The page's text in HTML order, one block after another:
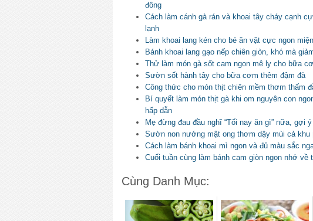
đông
Cách làm cánh gà rán và khoai tây cháy cạnh
lạnh
Làm khoai lang kén cho bé ăn vặt cực ngon
Bánh khoai lang gạo nếp chiên giòn, khó mà
Thử làm món gà sốt cam ngon mê ly cho bữa
Sườn sốt hành tây cho bữa cơm thêm đậm đà
Công thức cho món thịt chiên mềm thơm thấm
Bí quyết làm món thịt gà khi om nguyên con
hấp dẫn
Mẹ đừng đau đầu nghĩ “Tối nay ăn gì” nữa, gợi
Sườn non nướng mật ong thơm dậy mùi cả khu
Cách làm bánh khoai mì ngon và đủ màu sắc
Cuối tuần cùng làm bánh cam giòn ngon nhớ về
Cùng Danh Mục: